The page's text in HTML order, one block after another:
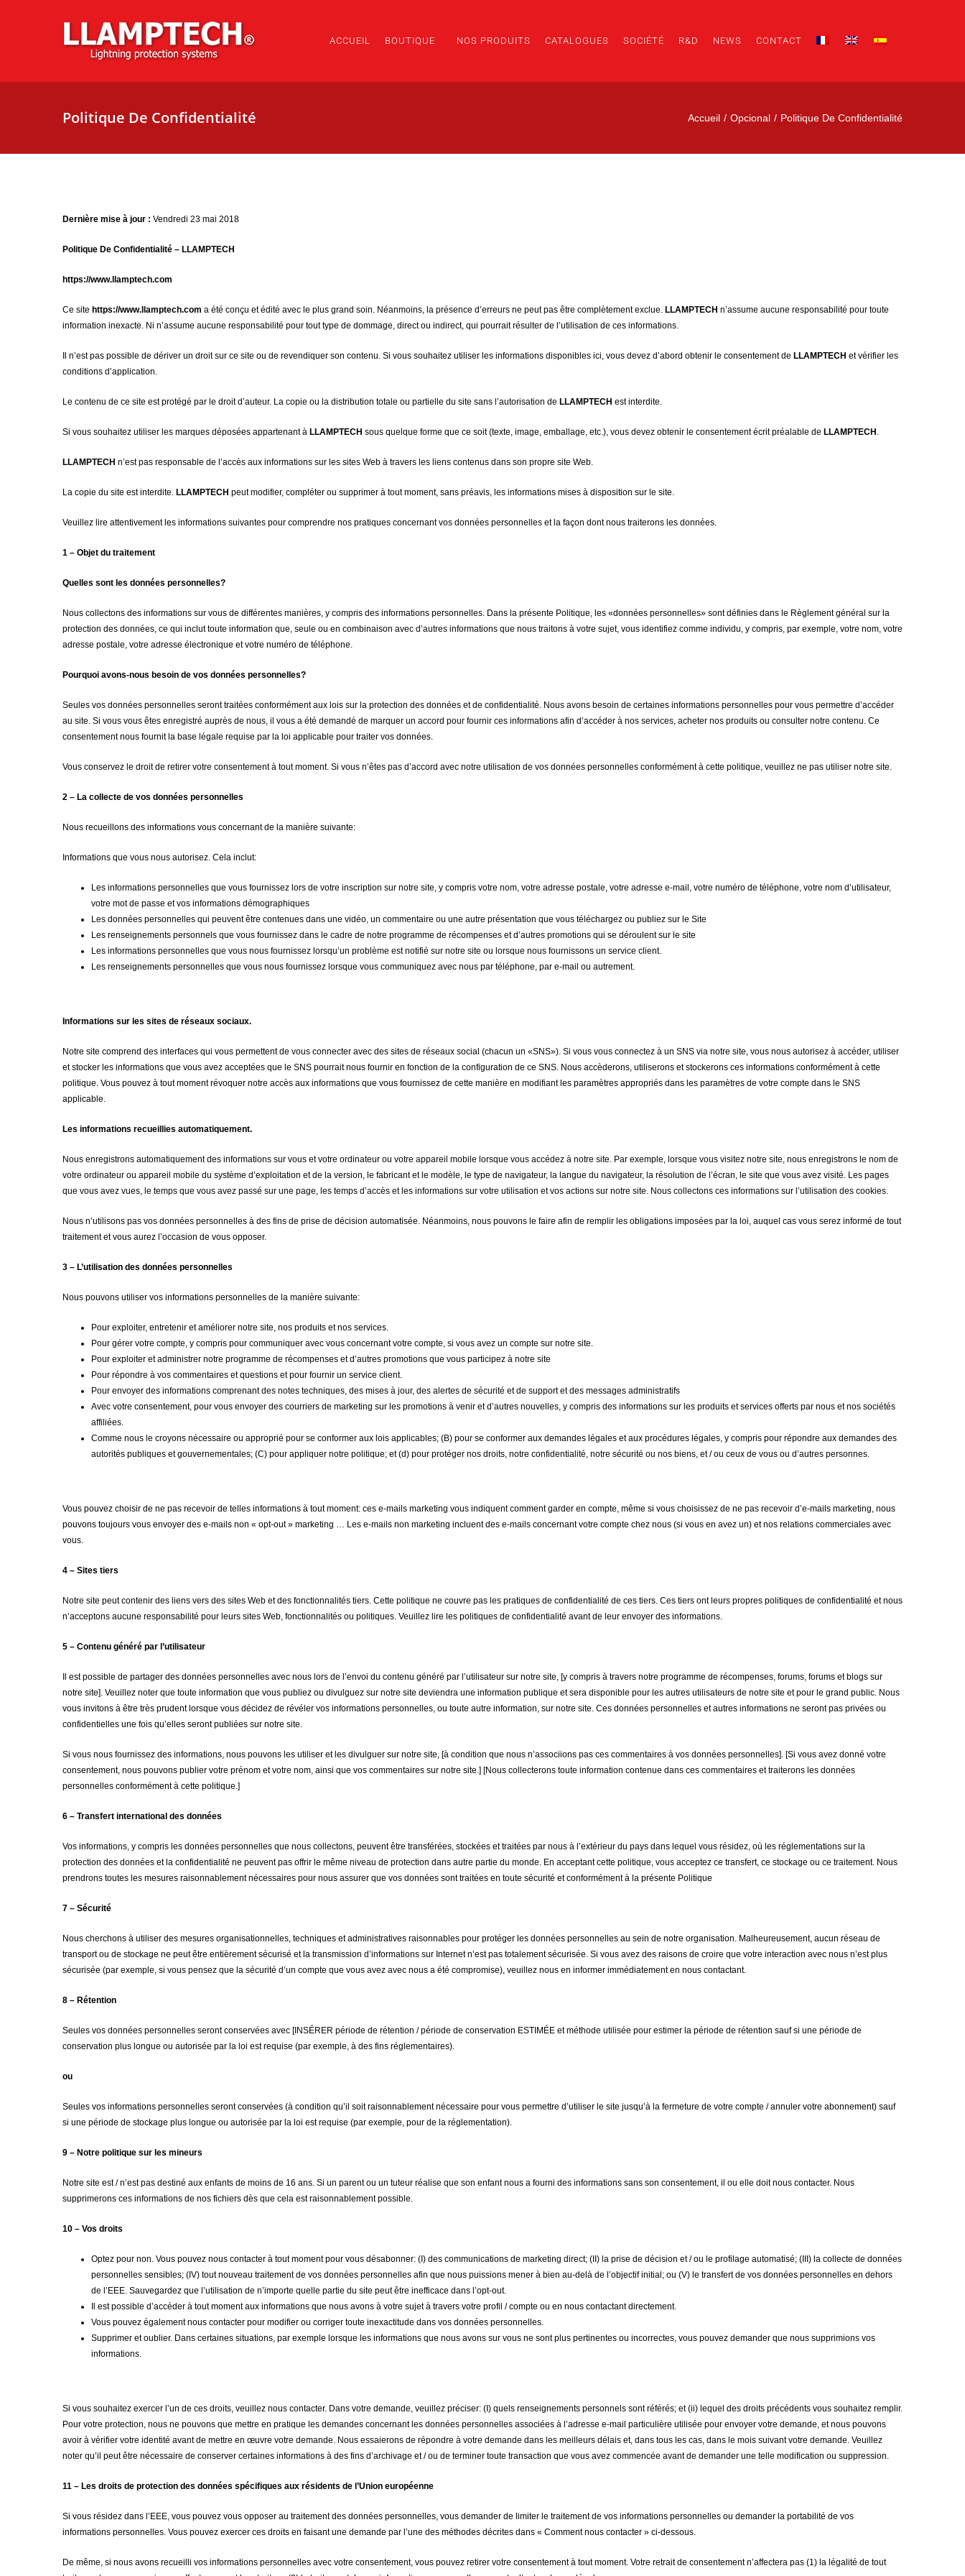
ACCUEIL BOUTIQUE NOS PRODUITS CATALOGUES SOCIÉTÉ R&D NEWS CONTACT
Politique De Confidentialité Accueil Opcional Politique De Confidentialité
Dernière mise à jour : Vendredi 23 mai 2018
Politique De Confidentialité – LLAMPTECH
https://www.llamptech.com
Ce site https://www.llamptech.com a été conçu et édité avec le plus grand soin. Néanmoins, la présence d’erreurs ne peut pas être complètement exclue. LLAMPTECH n’assume aucune responsabilité pour toute
information inexacte. Ni n’assume aucune responsabilité pour tout type de dommage, direct ou indirect, qui pourrait résulter de l’utilisation de ces informations.
Il n’est pas possible de dériver un droit sur ce site ou de revendiquer son contenu. Si vous souhaitez utiliser les informations disponibles ici, vous devez d’abord obtenir le consentement de LLAMPTECH et vérifier les
conditions d’application.
Le contenu de ce site est protégé par le droit d’auteur. La copie ou la distribution totale ou partielle du site sans l’autorisation de LLAMPTECH est interdite.
Si vous souhaitez utiliser les marques déposées appartenant à LLAMPTECH sous quelque forme que ce soit (texte, image, emballage, etc.), vous devez obtenir le consentement écrit préalable de LLAMPTECH .
LLAMPTECH n’est pas responsable de l’accès aux informations sur les sites Web à travers les liens contenus dans son propre site Web.
La copie du site est interdite. LLAMPTECH peut modifier, compléter ou supprimer à tout moment, sans préavis, les informations mises à disposition sur le site.
Veuillez lire attentivement les informations suivantes pour comprendre nos pratiques concernant vos données personnelles et la façon dont nous traiterons les données.
1 – Objet du traitement
Quelles sont les données personnelles?
Nous collectons des informations sur vous de différentes manières, y compris des informations personnelles. Dans la présente Politique, les «données personnelles» sont définies dans le Règlement général sur la
protection des données, ce qui inclut toute information que, seule ou en combinaison avec d’autres informations que nous traitons à votre sujet, vous identifiez comme individu, y compris, par exemple, votre nom, votre
adresse postale, votre adresse électronique et votre numéro de téléphone.
Pourquoi avons-nous besoin de vos données personnelles?
Seules vos données personnelles seront traitées conformément aux lois sur la protection des données et de confidentialité. Nous avons besoin de certaines informations personnelles pour vous permettre d’accéder
au site. Si vous vous êtes enregistré auprès de nous, il vous a été demandé de marquer un accord pour fournir ces informations afin d’accéder à nos services, acheter nos produits ou consulter notre contenu. Ce
consentement nous fournit la base légale requise par la loi applicable pour traiter vos données.
Vous conservez le droit de retirer votre consentement à tout moment. Si vous n’êtes pas d’accord avec notre utilisation de vos données personnelles conformément à cette politique, veuillez ne pas utiliser notre site.
2 – La collecte de vos données personnelles
Nous recueillons des informations vous concernant de la manière suivante:
Informations que vous nous autorisez. Cela inclut:
Les informations personnelles que vous fournissez lors de votre inscription sur notre site, y compris votre nom, votre adresse postale, votre adresse e-mail, votre numéro de téléphone, votre nom d’utilisateur,
votre mot de passe et vos informations démographiques
Les données personnelles qui peuvent être contenues dans une vidéo, un commentaire ou une autre présentation que vous téléchargez ou publiez sur le Site
Les renseignements personnels que vous fournissez dans le cadre de notre programme de récompenses et d’autres promotions qui se déroulent sur le site
Les informations personnelles que vous nous fournissez lorsqu’un problème est notifié sur notre site ou lorsque nous fournissons un service client.
Les renseignements personnelles que vous nous fournissez lorsque vous communiquez avec nous par téléphone, par e-mail ou autrement.
Informations sur les sites de réseaux sociaux.
Notre site comprend des interfaces qui vous permettent de vous connecter avec des sites de réseaux social (chacun un «SNS»). Si vous vous connectez à un SNS via notre site, vous nous autorisez à accéder, utiliser
et stocker les informations que vous avez acceptées que le SNS pourrait nous fournir en fonction de la configuration de ce SNS. Nous accèderons, utiliserons et stockerons ces informations conformément à cette
politique. Vous pouvez à tout moment révoquer notre accès aux informations que vous fournissez de cette manière en modifiant les paramètres appropriés dans les paramètres de votre compte dans le SNS
applicable.
Les informations recueillies automatiquement.
Nous enregistrons automatiquement des informations sur vous et votre ordinateur ou votre appareil mobile lorsque vous accédez à notre site. Par exemple, lorsque vous visitez notre site, nous enregistrons le nom de
votre ordinateur ou appareil mobile du système d’exploitation et de la version, le fabricant et le modèle, le type de navigateur, la langue du navigateur, la résolution de l’écran, le site que vous avez visité. Les pages
que vous avez vues, le temps que vous avez passé sur une page, les temps d’accès et les informations sur votre utilisation et vos actions sur notre site. Nous collectons ces informations sur l’utilisation des cookies.
Nous n’utilisons pas vos données personnelles à des fins de prise de décision automatisée. Néanmoins, nous pouvons le faire afin de remplir les obligations imposées par la loi, auquel cas vous serez informé de tout
traitement et vous aurez l’occasion de vous opposer.
3 – L’utilisation des données personnelles
Nous pouvons utiliser vos informations personnelles de la manière suivante:
Pour exploiter, entretenir et améliorer notre site, nos produits et nos services.
Pour gérer votre compte, y compris pour communiquer avec vous concernant votre compte, si vous avez un compte sur notre site.
Pour exploiter et administrer notre programme de récompenses et d’autres promotions que vous participez à notre site
Pour répondre à vos commentaires et questions et pour fournir un service client.
Pour envoyer des informations comprenant des notes techniques, des mises à jour, des alertes de sécurité et de support et des messages administratifs
Avec votre consentement, pour vous envoyer des courriers de marketing sur les promotions à venir et d’autres nouvelles, y compris des informations sur les produits et services offerts par nous et nos sociétés
affiliées.
Comme nous le croyons nécessaire ou approprié pour se conformer aux lois applicables; (B) pour se conformer aux demandes légales et aux procédures légales, y compris pour répondre aux demandes des
autorités publiques et gouvernementales; (C) pour appliquer notre politique; et (d) pour protéger nos droits, notre confidentialité, notre sécurité ou nos biens, et / ou ceux de vous ou d’autres personnes.
Vous pouvez choisir de ne pas recevoir de telles informations à tout moment: ces e-mails marketing vous indiquent comment garder en compte, même si vous choisissez de ne pas recevoir d’e-mails marketing, nous
pouvons toujours vous envoyer des e-mails non « opt-out » marketing … Les e-mails non marketing incluent des e-mails concernant votre compte chez nous (si vous en avez un) et nos relations commerciales avec
vous.
4 – Sites tiers
Notre site peut contenir des liens vers des sites Web et des fonctionnalités tiers. Cette politique ne couvre pas les pratiques de confidentialité de ces tiers. Ces tiers ont leurs propres politiques de confidentialité et nous
n’acceptons aucune responsabilité pour leurs sites Web, fonctionnalités ou politiques. Veuillez lire les politiques de confidentialité avant de leur envoyer des informations.
5 – Contenu généré par l’utilisateur
Il est possible de partager des données personnelles avec nous lors de l’envoi du contenu généré par l’utilisateur sur notre site, [y compris à travers notre programme de récompenses, forums, forums et blogs sur
notre site]. Veuillez noter que toute information que vous publiez ou divulguez sur notre site deviendra une information publique et sera disponible pour les autres utilisateurs de notre site et pour le grand public. Nous
vous invitons à être très prudent lorsque vous décidez de révéler vos informations personnelles, ou toute autre information, sur notre site. Ces données personnelles et autres informations ne seront pas privées ou
confidentielles une fois qu’elles seront publiées sur notre site.
Si vous nous fournissez des informations, nous pouvons les utiliser et les divulguer sur notre site, [à condition que nous n’associions pas ces commentaires à vos données personnelles]. [Si vous avez donné votre
consentement, nous pouvons publier votre prénom et votre nom, ainsi que vos commentaires sur notre site.] [Nous collecterons toute information contenue dans ces commentaires et traiterons les données
personnelles conformément à cette politique.]
6 – Transfert international des données
Vos informations, y compris les données personnelles que nous collectons, peuvent être transférées, stockées et traitées par nous à l’extérieur du pays dans lequel vous résidez, où les réglementations sur la
protection des données et la confidentialité ne peuvent pas offrir le même niveau de protection dans autre partie du monde. En acceptant cette politique, vous acceptez ce transfert, ce stockage ou ce traitement. Nous
prendrons toutes les mesures raisonnablement nécessaires pour nous assurer que vos données sont traitées en toute sécurité et conformément à la présente Politique
7 – Sécurité
Nous cherchons à utiliser des mesures organisationnelles, techniques et administratives raisonnables pour protéger les données personnelles au sein de notre organisation. Malheureusement, aucun réseau de
transport ou de stockage ne peut être entièrement sécurisé et la transmission d’informations sur Internet n’est pas totalement sécurisée. Si vous avez des raisons de croire que votre interaction avec nous n’est plus
sécurisée (par exemple, si vous pensez que la sécurité d’un compte que vous avez avec nous a été compromise), veuillez nous en informer immédiatement en nous contactant.
8 – Rétention
Seules vos données personnelles seront conservées avec [INSÉRER période de rétention / période de conservation ESTIMÉE et méthode utilisée pour estimer la période de rétention sauf si une période de
conservation plus longue ou autorisée par la loi est requise (par exemple, à des fins réglementaires).
ou
Seules vos informations personnelles seront conservées (à condition qu’il soit raisonnablement nécessaire pour vous permettre d’utiliser le site jusqu’à la fermeture de votre compte / annuler votre abonnement) sauf
si une période de stockage plus longue ou autorisée par la loi est requise (par exemple, pour de la réglementation).
9 – Notre politique sur les mineurs
Notre site est / n’est pas destiné aux enfants de moins de 16 ans. Si un parent ou un tuteur réalise que son enfant nous a fourni des informations sans son consentement, il ou elle doit nous contacter. Nous
supprimerons ces informations de nos fichiers dès que cela est raisonnablement possible.
10 – Vos droits
Optez pour non. Vous pouvez nous contacter à tout moment pour vous désabonner: (I) des communications de marketing direct; (II) la prise de décision et / ou le profilage automatisé; (III) la collecte de données
personnelles sensibles; (IV) tout nouveau traitement de vos données personnelles afin que nous puissions mener à bien au-delà de l’objectif initial; ou (V) le transfert de vos données personnelles en dehors
de l’EEE. Sauvegardez que l’utilisation de n’importe quelle partie du site peut être inefficace dans l’opt-out.
Il est possible d’accéder à tout moment aux informations que nous avons à votre sujet à travers votre profil / compte ou en nous contactant directement.
Vous pouvez également nous contacter pour modifier ou corriger toute inexactitude dans vos données personnelles.
Supprimer et oublier. Dans certaines situations, par exemple lorsque les informations que nous avons sur vous ne sont plus pertinentes ou incorrectes, vous pouvez demander que nous supprimions vos
informations.
Si vous souhaitez exercer l’un de ces droits, veuillez nous contacter. Dans votre demande, veuillez préciser: (I) quels renseignements personnels sont référés; et (ii) lequel des droits précédents vous souhaitez remplir.
Pour votre protection, nous ne pouvons que mettre en pratique les demandes concernant les données personnelles associées à l’adresse e-mail particulière utilisée pour envoyer votre demande, et nous pouvons
avoir à vérifier votre identité avant de mettre en œuvre votre demande. Nous essaierons de répondre à votre demande dans les meilleurs délais et, dans tous les cas, dans le mois suivant votre demande. Veuillez
noter qu’il peut être nécessaire de conserver certaines informations à des fins d’archivage et / ou de terminer toute transaction que vous avez commencée avant de demander une telle modification ou suppression.
11 – Les droits de protection des données spécifiques aux résidents de l’Union européenne
Si vous résidez dans l’EEE, vous pouvez vous opposer au traitement des données personnelles, vous demander de limiter le traitement de vos informations personnelles ou demander la portabilité de vos
informations personnelles. Vous pouvez exercer ces droits en faisant une demande par l’une des méthodes décrites dans « Comment nous contacter » ci-dessous.
De même, si nous avons recueilli vos informations personnelles avec votre consentement, vous pouvez retirer votre consentement à tout moment. Votre retrait de consentement n’affectera pas (1) la légalité de tout